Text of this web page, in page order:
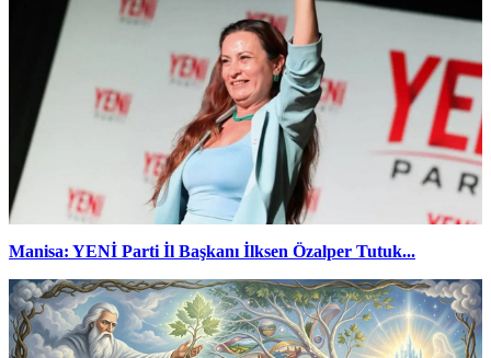
Manisa: YENİ Parti İl Başkanı İlksen Özalper Tutuk...